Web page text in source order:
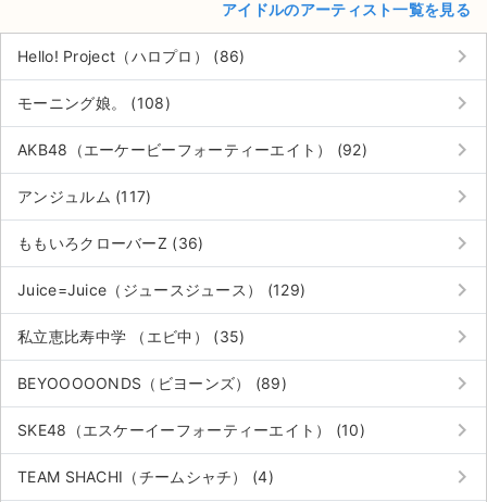
アイドルのアーティスト一覧を見る
Hello! Project（ハロプロ） (86) keyboard_arrow_right
モーニング娘。 (108) keyboard_arrow_right
AKB48（エーケービーフォーティーエイト） (92) keyboard_arrow_right
アンジュルム (117) keyboard_arrow_right
ももいろクローバーZ (36) keyboard_arrow_right
Juice=Juice（ジュースジュース） (129) keyboard_arrow_right
私立恵比寿中学 （エビ中） (35) keyboard_arrow_right
BEYOOOOONDS（ビヨーンズ） (89) keyboard_arrow_right
SKE48（エスケーイーフォーティーエイト） (10) keyboard_arrow_right
TEAM SHACHI（チームシャチ） (4) keyboard_arrow_right